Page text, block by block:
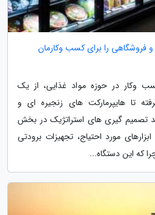
فروشگاهی را برای کسب وکارمان
وکار در حوزه مواد غذایی، از یک
تا هایپرمارکت های زنجیره ای و
تصمیم گیری های استراتژیک در بخش
مورد احتیاج، تجهیزات برودتی
که این دستگاه...